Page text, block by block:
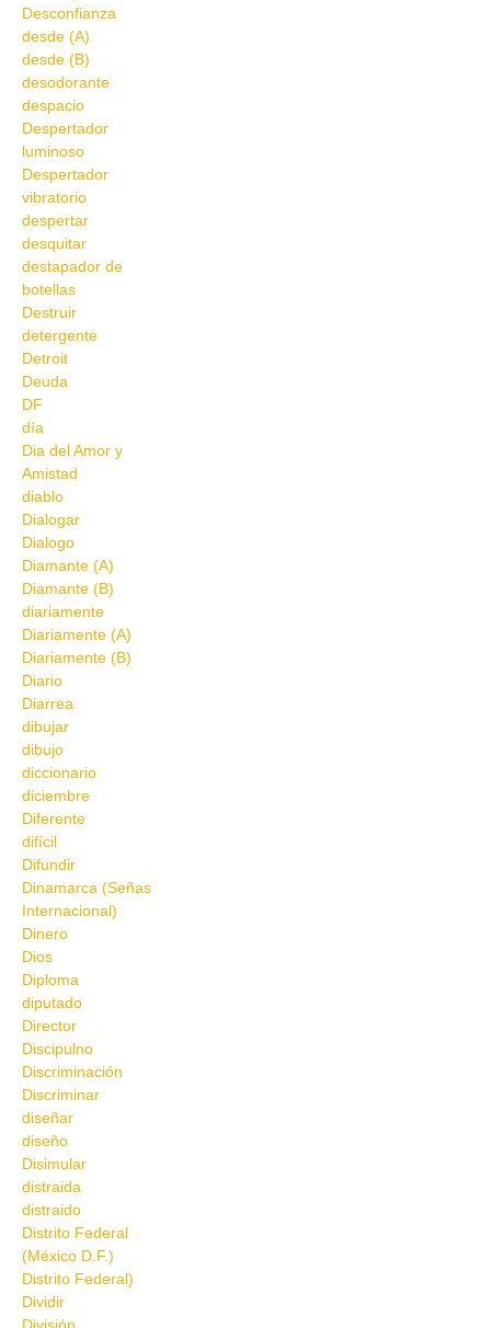
Desconfianza
desde (A)
desde (B)
desodorante
despacio
Despertador
luminoso
Despertador
vibratorio
despertar
desquitar
destapador de
botellas
Destruir
detergente
Detroit
Deuda
DF
día
Dia del Amor y
Amistad
diablo
Dialogar
Dialogo
Diamante (A)
Diamante (B)
diariamente
Diariamente (A)
Diariamente (B)
Diario
Diarrea
dibujar
dibujo
diccionario
diciembre
Diferente
difícil
Difundir
Dinamarca (Señas
Internacional)
Dinero
Dios
Diploma
diputado
Director
Discipulno
Discriminación
Discriminar
diseñar
diseño
Disimular
distraida
distraido
Distrito Federal
(México D.F.)
Distrito Federal)
Dividir